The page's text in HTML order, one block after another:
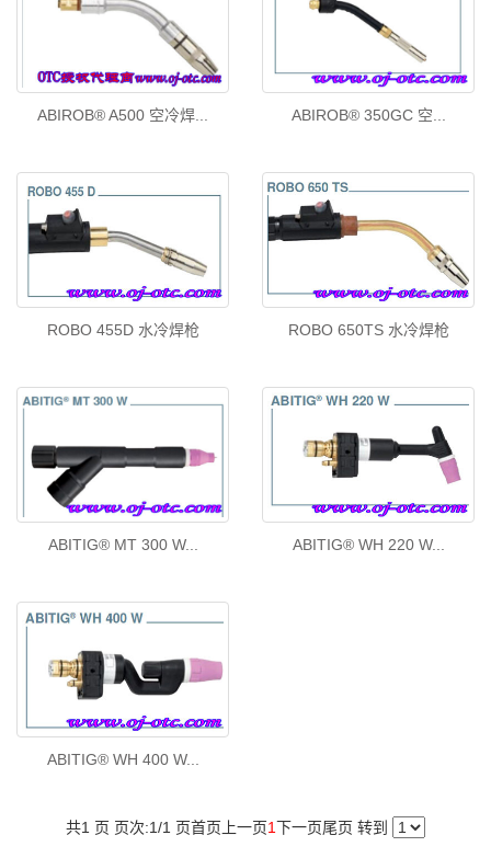
ABIROB® A500 空冷焊... ABIROB® 350GC 空...
ROBO 455D 水冷焊枪 ROBO 650TS 水冷焊枪
ABITIG® MT 300 W... ABITIG® WH 220 W...
ABITIG® WH 400 W...
共1 页 页次:1/1 页首页 上一页1下一页尾页 转到